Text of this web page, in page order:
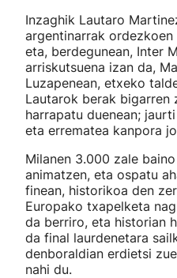
Inzaghik Lautaro
argentinarrak
eta, berdegunean, Inter
arriskutsuena izan da,
Luzapenean, etxeko
Lautarok berak bigarren
harrapatu duenean;
eta errematea kanpora
Milanen 3.000 zale
animatzen, eta ospatu
finean, historikoa den
Europako txapelketa
da berriro, eta historian
da final laurdenetara
denboraldian erdietsi
nahi du.